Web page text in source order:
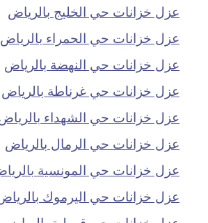
عزل خزانات حي الخليج بالرياض
عزل خزانات حي الحمراء بالرياض
عزل خزانات حي النهضة بالرياض
عزل خزانات حي غرناطة بالرياض
عزل خزانات حي الشهداء
عزل خزانات حي الرمال بالرياض
عزل خزانات حي المونسية
عزل خزانات حي اليرموك